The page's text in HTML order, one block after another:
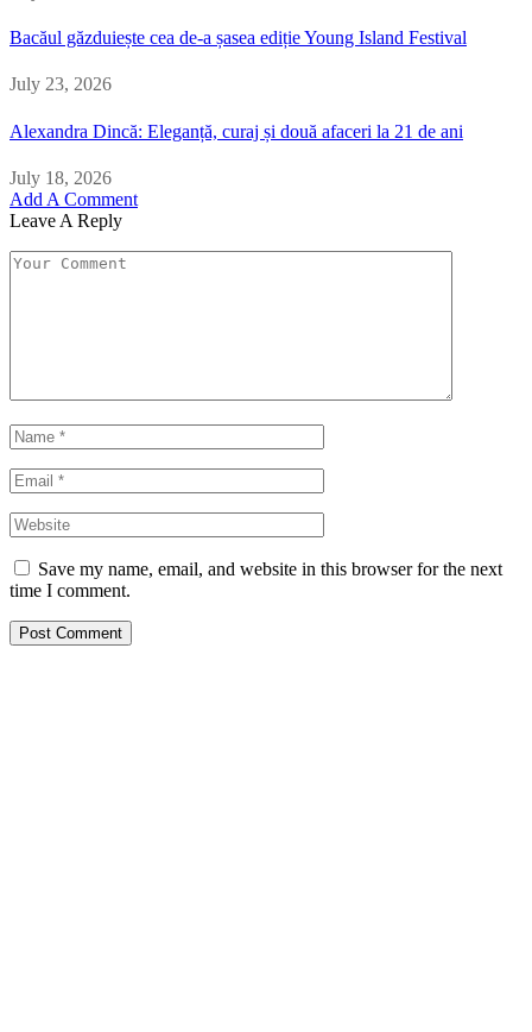
Bacăul găzduiește cea de-a șasea ediție Young Island Festival
July 23, 2026
Alexandra Dincă: Eleganță, curaj și două afaceri la 21 de ani
July 18, 2026
Add A Comment
Leave A Reply
Save my name, email, and website in this browser for the next
time I comment.